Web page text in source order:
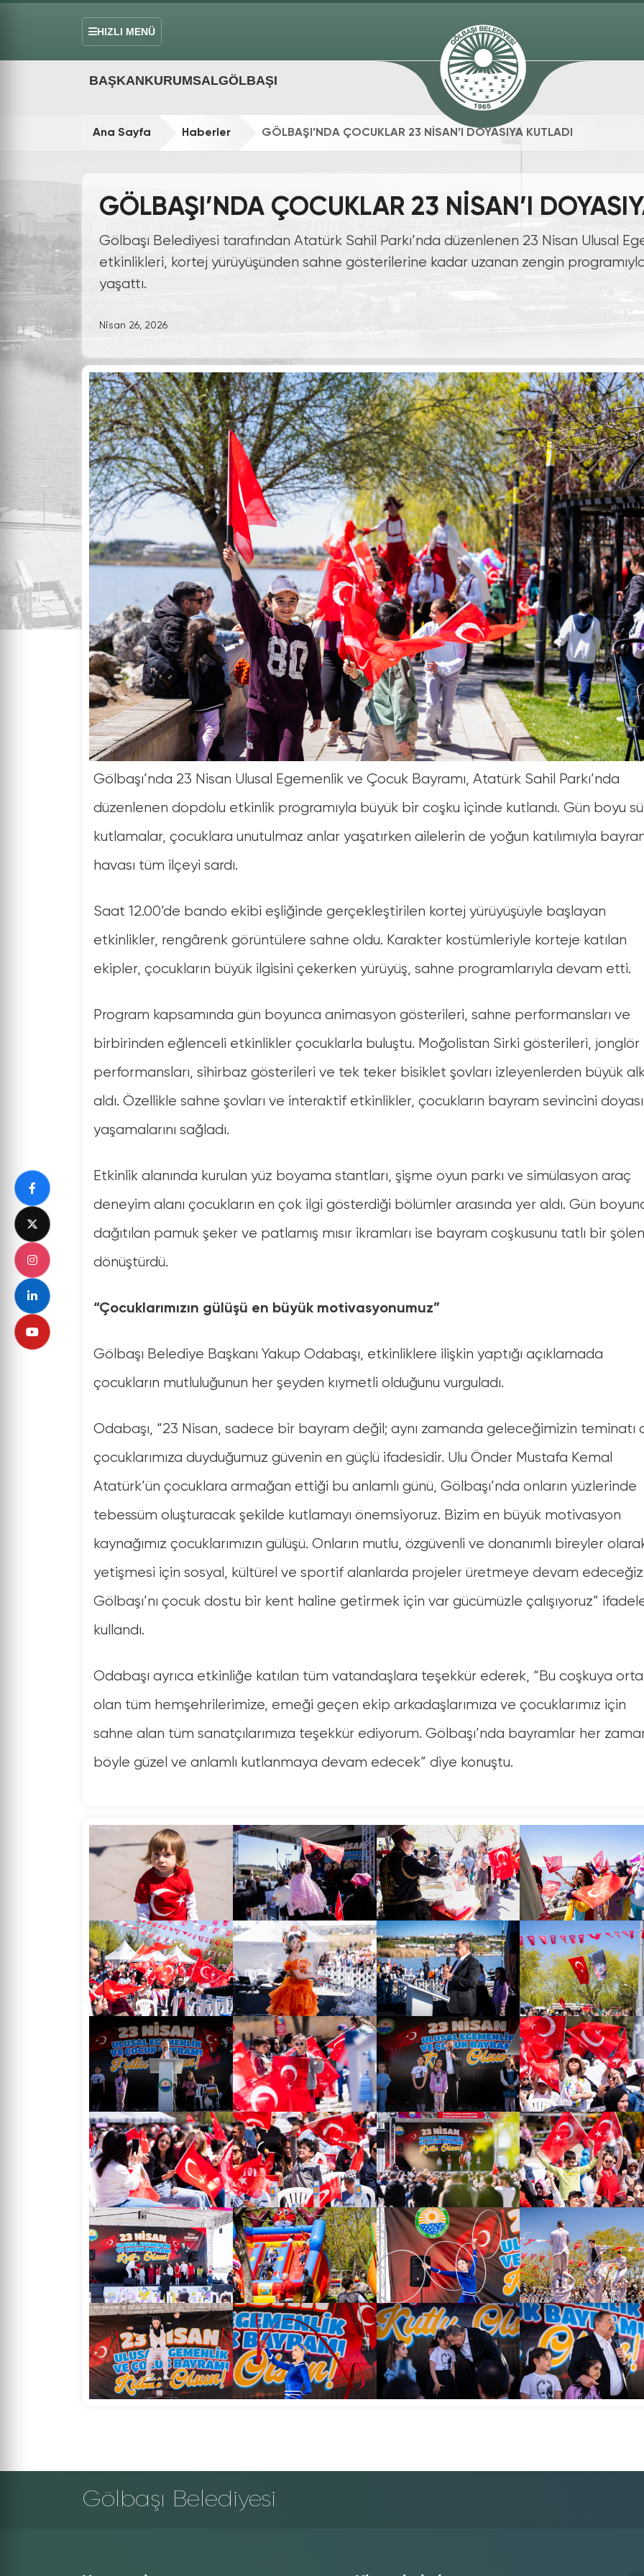
HIZLI MENÜ
BAŞKANKURUMSALGÖLBAŞI
Ana Sayfa Haberler GÖLBAŞI’NDA ÇOCUKLAR 23 NİSAN’I DOYASIYA KUTLADI
GÖLBAŞI’NDA ÇOCUKLAR 23 NİSAN’I
Gölbaşı Belediyesi tarafından Atatürk Sahil Parkı’nda düzenlenen 23 Nisan Ulusal
etkinlikleri, kortej yürüyüşünden sahne gösterilerine kadar uzanan zengin
yaşattı.
Nisan 26, 2026
Gölbaşı’nda 23 Nisan Ulusal Egemenlik ve Çocuk Bayramı, Atatürk Sahil Parkı’nda
düzenlenen dopdolu etkinlik programıyla büyük bir coşku içinde kutlandı. Gün boyu
kutlamalar, çocuklara unutulmaz anlar yaşatırken ailelerin de yoğun katılımıyla
havası tüm ilçeyi sardı.
Saat 12.00’de bando ekibi eşliğinde gerçekleştirilen kortej yürüyüşüyle başlayan
etkinlikler, rengârenk görüntülere sahne oldu. Karakter kostümleriyle korteje katılan
ekipler, çocukların büyük ilgisini çekerken yürüyüş, sahne programlarıyla devam etti.
Program kapsamında gün boyunca animasyon gösterileri, sahne performansları ve
birbirinden eğlenceli etkinlikler çocuklarla buluştu. Moğolistan Sirki gösterileri, jonglör
performansları, sihirbaz gösterileri ve tek teker bisiklet şovları izleyenlerden büyük
aldı. Özellikle sahne şovları ve interaktif etkinlikler, çocukların bayram sevincini
yaşamalarını sağladı.
Etkinlik alanında kurulan yüz boyama stantları, şişme oyun parkı ve simülasyon araç
deneyim alanı çocukların en çok ilgi gösterdiği bölümler arasında yer aldı. Gün
dağıtılan pamuk şeker ve patlamış mısır ikramları ise bayram coşkusunu tatlı bir
dönüştürdü.
“Çocuklarımızın gülüşü en büyük motivasyonumuz”
Gölbaşı Belediye Başkanı Yakup Odabaşı, etkinliklere ilişkin yaptığı açıklamada
çocukların mutluluğunun her şeyden kıymetli olduğunu vurguladı.
Odabaşı, “23 Nisan, sadece bir bayram değil; aynı zamanda geleceğimizin teminatı
çocuklarımıza duyduğumuz güvenin en güçlü ifadesidir. Ulu Önder Mustafa Kemal
Atatürk’ün çocuklara armağan ettiği bu anlamlı günü, Gölbaşı’nda onların yüzlerinde
tebessüm oluşturacak şekilde kutlamayı önemsiyoruz. Bizim en büyük motivasyon
kaynağımız çocuklarımızın gülüşü. Onların mutlu, özgüvenli ve donanımlı bireyler
yetişmesi için sosyal, kültürel ve sportif alanlarda projeler üretmeye devam
Gölbaşı’nı çocuk dostu bir kent haline getirmek için var gücümüzle çalışıyoruz”
kullandı.
Odabaşı ayrıca etkinliğe katılan tüm vatandaşlara teşekkür ederek, “Bu coşkuya
olan tüm hemşehrilerimize, emeği geçen ekip arkadaşlarımıza ve çocuklarımız için
sahne alan tüm sanatçılarımıza teşekkür ediyorum. Gölbaşı’nda bayramlar her
böyle güzel ve anlamlı kutlanmaya devam edecek” diye konuştu.
MİLLİ MAÇ HEYECANI
ATATÜRK SAHİL
Atatürk Sahil Parkı
Benfica - Fenerbahçe
maçını hep birlikte
izliyoruz
Açık Hava Etkinliği
Atatürk Sahil Parkı
22:00
Mucizeler Sirki
Çocuklar İçin
Atatürk Sahil Parkı
Musa Göçmen
Konseri
Atatürk Sahil Parkı
Gölbaşı Belediyesi